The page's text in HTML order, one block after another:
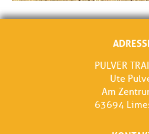
PULVER
Ute
Am
63694